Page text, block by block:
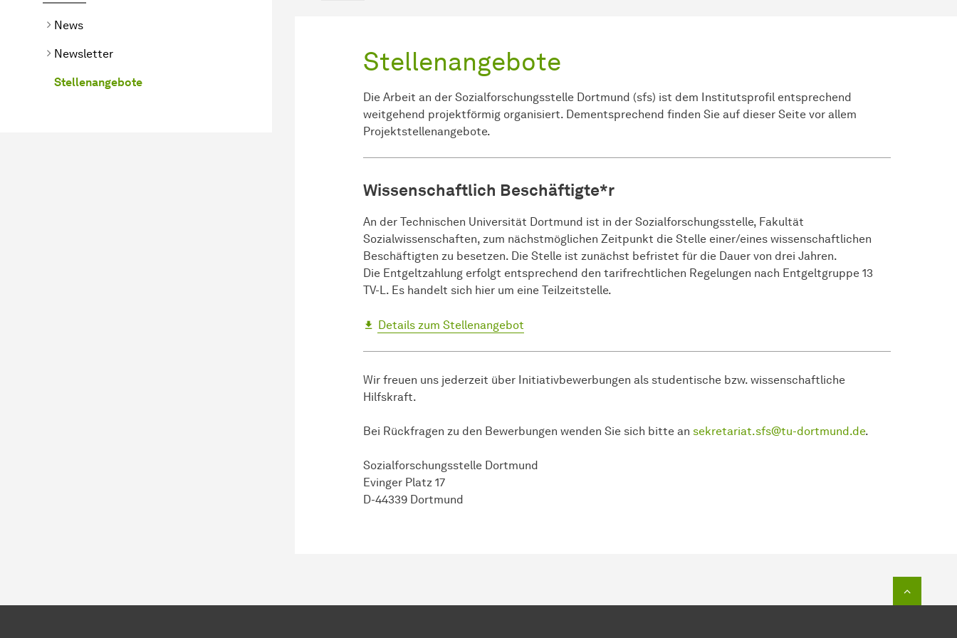
News
Newsletter
Stellenangebote
Stellenangebote
Die Arbeit an der Sozial­forschungs­stelle Dortmund (sfs) ist dem Institutsprofil entsprechend
weitgehend projektförmig organisiert. Dementsprechend finden Sie auf dieser Seite vor allem
Projektstellenangebote.
Wissenschaftlich Beschäftigte*r
An der Technischen Universität Dortmund ist in der Sozial­forschungs­stelle, Fakultät
Sozialwissenschaften, zum nächstmöglichen Zeitpunkt die Stelle einer/eines wissenschaftlichen
Beschäftigten zu besetzen. Die Stelle ist zunächst befristet für die Dauer von drei Jahren.
Die Entgeltzahlung erfolgt entsprechend den tarifrechtlichen Regelungen nach Entgeltgruppe 13
TV-L. Es handelt sich hier um eine Teilzeitstelle.
Details zum Stellenangebot
Wir freuen uns jederzeit über Initiativbewerbungen als studentische bzw. wissenschaftliche
Hilfskraft.
Bei Rückfragen zu den Bewerbungen wenden Sie sich bitte an sekretariat.sfs@tu-dortmund.de.
So­zi­al­for­schungs­stel­le Dort­mund
Evinger Platz 17
D-44339 Dort­mund